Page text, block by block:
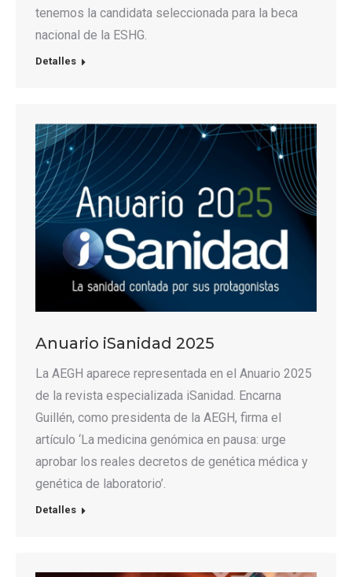
tenemos la candidata seleccionada para la beca
nacional de la ESHG.
Detalles
Anuario iSanidad 2025
La AEGH aparece representada en el Anuario 2025
de la revista especializada iSanidad. Encarna
Guillén, como presidenta de la AEGH, firma el
artículo ‘La medicina genómica en pausa: urge
aprobar los reales decretos de genética médica y
genética de laboratorio’.
Detalles